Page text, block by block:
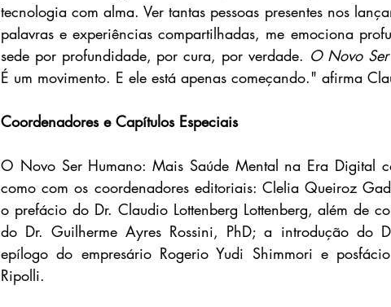
tecnologia com alma. Ver tantas pessoas presentes nos
palavras e experiências compartilhadas, me emociona
sede por profundidade, por cura, por verdade. O Novo
É um movimento. E ele está apenas começando." afirma
Coordenadores e Capítulos Especiais
O Novo Ser Humano: Mais Saúde Mental na Era Digital
como com os coordenadores editoriais: Clelia Queiroz
o prefácio do Dr. Claudio Lottenberg Lottenberg, além de
do Dr. Guilherme Ayres Rossini, PhD; a introdução do
epílogo do empresário Rogerio Yudi Shimmori e
Ripolli.